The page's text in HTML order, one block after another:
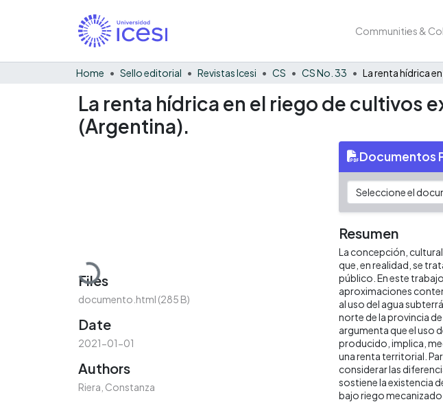
Communities &
Home Sello editorial Revistas Icesi CS CS No. 33
La renta hídrica en el riego de cultivos
(Argentina).
Loading...
Files
documento.html (285 B)
Date
2021-01-01
Authors
Riera, Constanza
Documentos
Resumen
La concepción,
que, en realidad, se
público. En este
aproximaciones
al uso del agua
norte de la provincia
argumenta que el uso
producido, implica,
una renta territorial.
considerar las
sostiene la existencia
bajo riego